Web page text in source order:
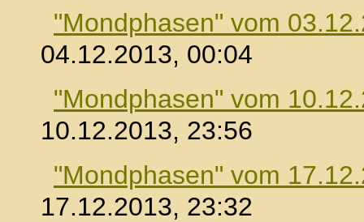
"Mondphasen" vom
04.12.2013, 00:04
"Mondphasen" vom
10.12.2013, 23:56
"Mondphasen" vom
17.12.2013, 23:32